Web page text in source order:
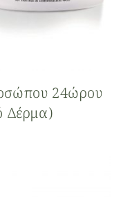
24ώρου
Δέρμα)